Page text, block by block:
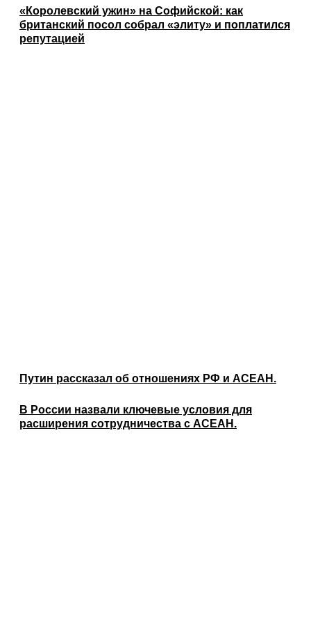
«Королевский ужин» на Софийской: как
британский посол собрал «элиту» и поплатился
репутацией
Путин рассказал об отношениях РФ и АСЕАН.
В России назвали ключевые условия для
расширения сотрудничества с АСЕАН.